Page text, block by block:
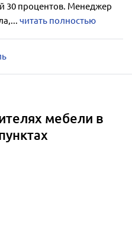
30 процентов. Менеджер
читать полностью
мебели в